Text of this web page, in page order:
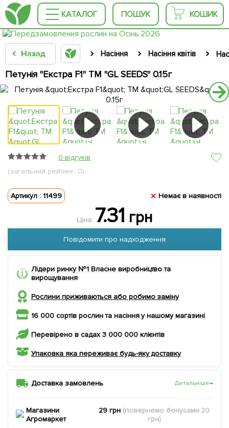
КАТАЛОГ ПОШУК КОШИК
Назад Насіння Насіння квітів
Петунія "Екстра F1" ТМ "GL SEEDS" 0.15г
0 відгуків
(загальний рейтинг: 0)
Артикул : 11499 Немає в наявності
Ціна: 7.31 грн
Повідомити про надходження
Лідери ринку №1 Власне виробництво та
вирощування
Рослини приживаються або робимо заміну
16 000 сортів рослин та насіння у нашому магазині
Перевірено в садах 3 000 000 клієнтів
Упаковка яка переживає будь-яку доставку
Доставка замовлень Детальніше→
Магазини
Агромаркет
29 грн (повернемобонусами 20
грн)